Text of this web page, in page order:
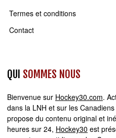
Termes et conditions
Contact
QUI SOMMES NOUS
Bienvenue sur Hockey30.com.
dans la LNH et sur les
propose du contenu original et
heures sur 24, Hockey30 est